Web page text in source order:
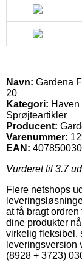
Navn: Gardena
20
Kategori:
Sprøjteartikler
Producent:
Varenummer:
EAN:
Vurderet til 3.7ud
Flere netshops
at få bragt
dine produkter
virkelig fleksibel,
leveringsversion
(8928 + 3723)